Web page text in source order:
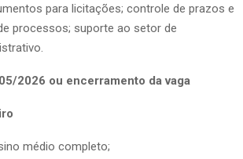
para licitações; controle de prazos e
processos; suporte ao setor de
2026 ou encerramento da vaga
médio completo;